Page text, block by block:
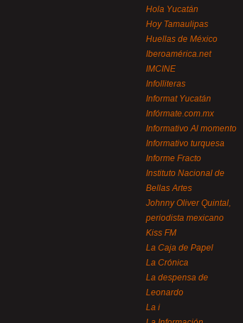
Hola Yucatán
Hoy Tamaulipas
Huellas de México
Iberoamérica.net
IMCINE
Infolliteras
Informat Yucatán
Infórmate.com.mx
Informativo Al momento
Informativo turquesa
Informe Fracto
Instituto Nacional de
Bellas Artes
Johnny Oliver Quintal,
periodista mexicano
Kiss FM
La Caja de Papel
La Crónica
La despensa de
Leonardo
La i